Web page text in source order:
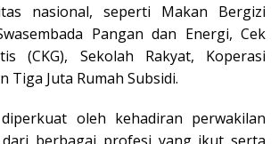
nasional, seperti Makan Bergizi
Pangan dan Energi, Cek
(CKG), Sekolah Rakyat, Koperasi
Tiga Juta Rumah Subsidi.
oleh kehadiran perwakilan